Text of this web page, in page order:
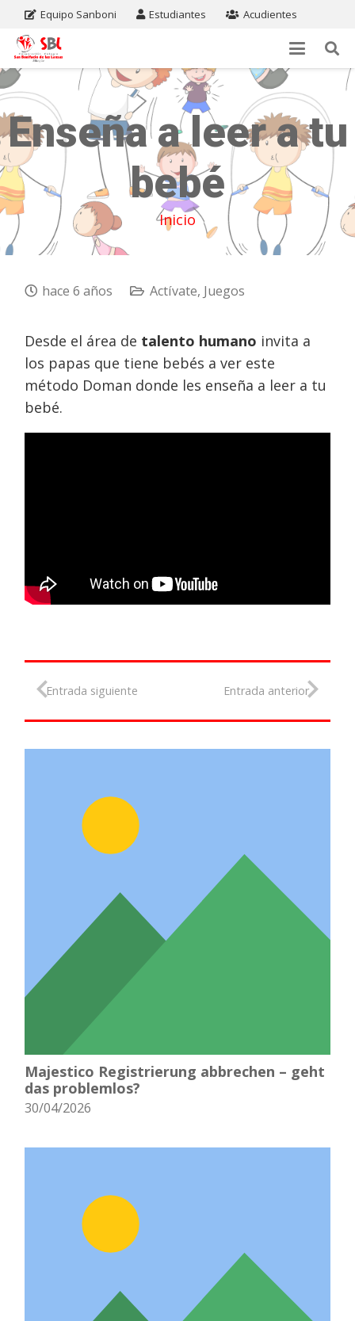
Equipo Sanboni Estudiantes Acudientes
Enseña a leer a tu
bebé
Inicio
hace 6 años Actívate, Juegos
Desde el área de talento humano invita a
los papas que tiene bebés a ver este
método Doman donde les enseña a leer a tu
bebé.
Entrada siguiente Entrada anterior
Majestico Registrierung abbrechen – geht
das problemlos?
30/04/2026